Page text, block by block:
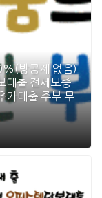
방공제 없음)
대출 전세보증
가대출 주부 무